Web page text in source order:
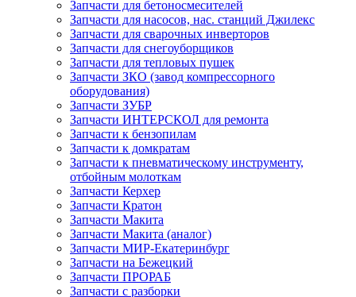
Запчасти для бетоносмесителей
Запчасти для насосов, нас. станций Джилекс
Запчасти для сварочных инверторов
Запчасти для снегоуборщиков
Запчасти для тепловых пушек
Запчасти ЗКО (завод компрессорного
оборудования)
Запчасти ЗУБР
Запчасти ИНТЕРСКОЛ для ремонта
Запчасти к бензопилам
Запчасти к домкратам
Запчасти к пневматическому инструменту,
отбойным молоткам
Запчасти Керхер
Запчасти Кратон
Запчасти Макита
Запчасти Макита (аналог)
Запчасти МИР-Екатеринбург
Запчасти на Бежецкий
Запчасти ПРОРАБ
Запчасти с разборки